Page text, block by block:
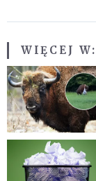
WIĘCEJ W: